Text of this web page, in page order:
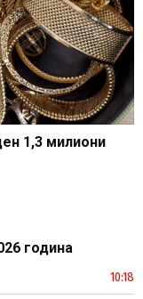
1,3 милиони
година
10:18